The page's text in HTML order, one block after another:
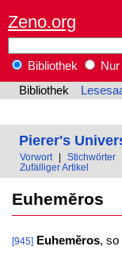
Zeno.org
Bibliothek
Bibliothek
Pierer's
Vorwort Stichwörter
Zufälliger Artikel
Euhemĕros
[945] Euhemĕros, so